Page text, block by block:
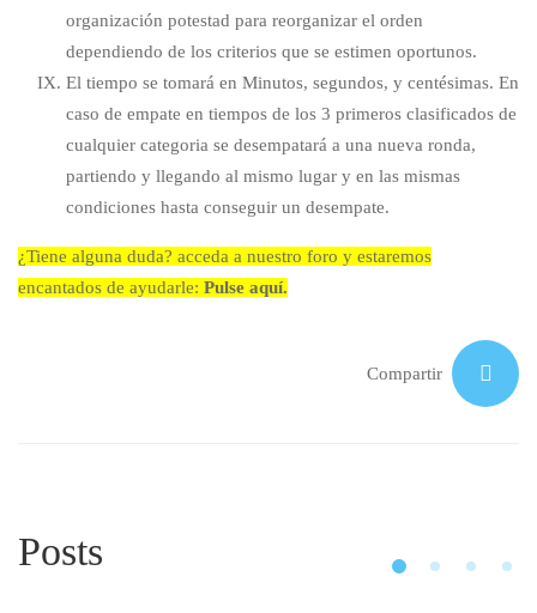
organización potestad para reorganizar el orden
dependiendo de los criterios que se estimen oportunos.
El tiempo se tomará en Minutos, segundos, y centésimas. En
caso de empate en tiempos de los 3 primeros clasificados de
cualquier categoria se desempatará a una nueva ronda,
partiendo y llegando al mismo lugar y en las mismas
condiciones hasta conseguir un desempate.
¿Tiene alguna duda? acceda a nuestro foro y estaremos
encantados de ayudarle: Pulse aquí.
Compartir
Posts